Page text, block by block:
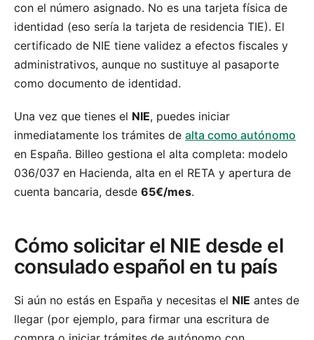
con el número asignado. No es una tarjeta física de
identidad (eso sería la tarjeta de residencia TIE). El
certificado de NIE tiene validez a efectos fiscales y
administrativos, aunque no sustituye al pasaporte
como documento de identidad.
Una vez que tienes el NIE, puedes iniciar
inmediatamente los trámites de alta como autónomo
en España. Billeo gestiona el alta completa: modelo
036/037 en Hacienda, alta en el RETA y apertura de
cuenta bancaria, desde 65€/mes.
Cómo solicitar el NIE desde el
consulado español en tu país
Si aún no estás en España y necesitas el NIE antes de
llegar (por ejemplo, para firmar una escritura de